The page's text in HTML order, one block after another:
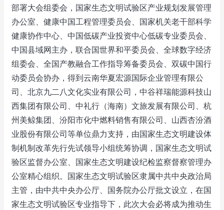
部署大会组委会，国家生态文明试验区产业规划发展管理
办公室、健康中国工程管理委员会、国家机关老干部科学
健康协作中心、中国低碳产业投资中心低碳专业委员会、
中国县域网主办，联合国世界和平委员会、全球数字经济
组委会、全国产教融合工作指导筹备委员会、双碳中国行
动委员会协办，得到云南华夏宏源国际企业管理有限公
司、北京九二八文化实业有限公司，中谷祥瑞能源科技山
西集团有限公司、中礼行（海南）文旅发展有限公司、杭
州美鲸集团、汾阳市化中燃料销售有限公司、山西杏汾酒
业股份有限公司等单位鼎力支持，由国家生态文明建设体
制机制改革先行先试领导小组统筹协调，国家生态文明试
验区监督办公室、国家生态文明建设纪检监察督察管理办
公室精心组织。国家生态文明试验区隶属中共中央政治局
主管，由中共中央办公厅、国务院办公厅批文设立，在国
家生态文明试验区专业指导下，此次大会必将成为推动生